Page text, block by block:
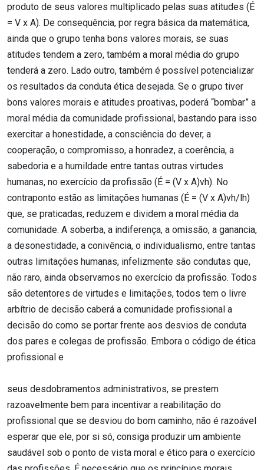
produto de seus valores multiplicado pelas suas atitudes (É
= V x A). De consequência, por regra básica da matemática,
ainda que o grupo tenha bons valores morais, se suas
atitudes tendem a zero, também a moral média do grupo
tenderá a zero. Lado outro, também é possível potencializar
os resultados da conduta ética desejada. Se o grupo tiver
bons valores morais e atitudes proativas, poderá “bombar” a
moral média da comunidade profissional, bastando para isso
exercitar a honestidade, a consciência do dever, a
cooperação, o compromisso, a honradez, a coerência, a
sabedoria e a humildade entre tantas outras virtudes
humanas, no exercício da profissão (É = (V x A)vh). No
contraponto estão as limitações humanas (É = (V x A)vh/lh)
que, se praticadas, reduzem e dividem a moral média da
comunidade. A soberba, a indiferença, a omissão, a ganancia,
a desonestidade, a conivência, o individualismo, entre tantas
outras limitações humanas, infelizmente são condutas que,
não raro, ainda observamos no exercício da profissão. Todos
são detentores de virtudes e limitações, todos tem o livre
arbítrio de decisão caberá a comunidade profissional a
decisão do como se portar frente aos desvios de conduta
dos pares e colegas de profissão. Embora o código de ética
profissional e
seus desdobramentos administrativos, se prestem
razoavelmente bem para incentivar a reabilitação do
profissional que se desviou do bom caminho, não é razoável
esperar que ele, por si só, consiga produzir um ambiente
saudável sob o ponto de vista moral e ético para o exercício